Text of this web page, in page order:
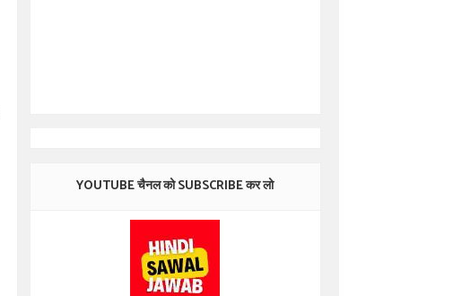
YOUTUBE चैनल को SUBSCRIBE कर लो